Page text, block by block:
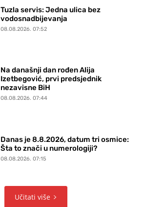
Tuzla servis: Jedna ulica bez
vodosnadbijevanja
08.08.2026. 07:52
Na današnji dan rođen Alija
Izetbegović, prvi predsjednik
nezavisne BiH
08.08.2026. 07:44
Danas je 8.8.2026, datum tri osmice:
Šta to znači u numerologiji?
08.08.2026. 07:15
Učitati više